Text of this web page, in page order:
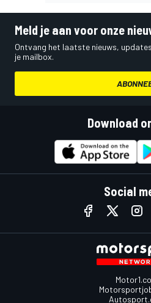
Meld je aan voor onze
Ontvang het laatste nieuws,
je mailbox.
Download
Social